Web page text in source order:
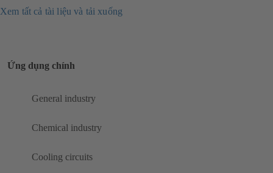
Xem tất cả tài liệu và tải xuống
Ứng dụng chính
General industry
Chemical industry
Cooling circuits